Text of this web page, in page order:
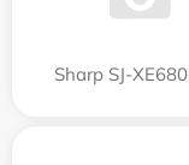
Sharp SJ-